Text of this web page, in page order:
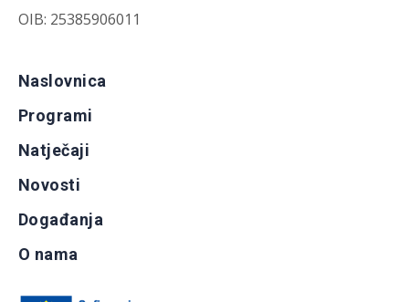
OIB: 25385906011
Naslovnica
Programi
Natječaji
Novosti
Događanja
O nama